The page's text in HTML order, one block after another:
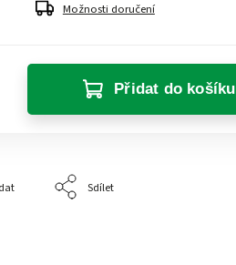
Možnosti doručení
Přidat do košíku
Sdílet